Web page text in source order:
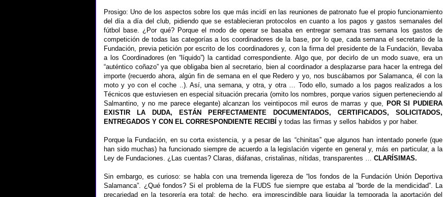
Prosigo: Uno de los aspectos sobre los que más incidí en las reuniones de patronato fue el propio funcionamiento
del día a día del club, pidiendo que se establecieran protocolos en cuanto a los pagos y gastos semanales del
fútbol base. ¿Por qué? Porque el modo de operar se basaba en entregar semana tras semana los gastos de
competición de todas las categorías a los coordinadores de la base, por lo que, cada semana el secretario de la
Fundación, previa petición por escrito de los coordinadores y, con la firma del presidente de la Fundación, llevaba
a los Coordinadores (en “líquido”) la cantidad correspondiente. Algo que, por decirlo de un modo suave, era un
“auténtico coñazo” ya que obligaba bien al secretario, bien al coordinador a desplazarse para hacer la entrega del
importe (recuerdo ahora, algún fin de semana en el que Redero y yo, nos buscábamos por Salamanca, él con la
moto y yo con el coche ..). Así, una semana, y otra, y otra … Todo ello, sumado a los pagos realizados a los
Técnicos que estuviesen en especial situación precaria (omito los nombres, porque varios siguen perteneciendo al
Salmantino, y no me parece elegante) alcanzan los veintipocos mil euros de marras y que, POR SI PUDIERA
EXISTIR LA DUDA, ESTÁN PERFECTAMENTE DOCUMENTADOS, CERTIFICADOS, SOLICITADOS,
ENTREGADOS Y CON EL CORRESPONDIENTE RECIBÍ y todas las firmas y sellos habidos y por haber.
Porque la Fundación, en su corta existencia, y a pesar de las “chinitas” que algunos han intentado ponerle (que
han sido muchas) ha funcionado siempre de acuerdo a la legislación vigente en general y, más en particular, a la
Ley de Fundaciones. ¿Las cuentas? Claras, diáfanas, cristalinas, nítidas, transparentes … CLARÍSIMAS.
Sin embargo, es curioso: se habla con una tremenda ligereza de “los fondos de la Fundación Unión Deportiva
Salamanca”. ¿Qué fondos? Si el problema de la FUDS fue siempre que estaba al “borde de la mendicidad”. La
precariedad en la tesorería era total; de hecho, era imprescindible para liquidar la temporada la aportación del